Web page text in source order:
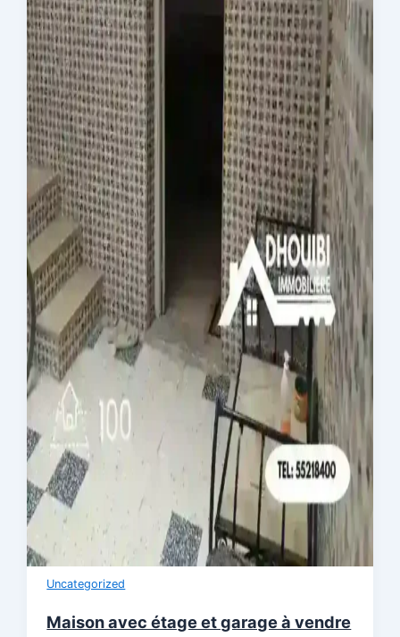
Uncategorized
Maison avec étage et garage à vendre